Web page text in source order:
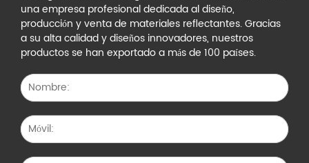
una empresa profesional dedicada al diseño,
producción y venta de materiales reflectantes. Gracias
a su alta calidad y diseños innovadores, nuestros
productos se han exportado a más de 100 países.